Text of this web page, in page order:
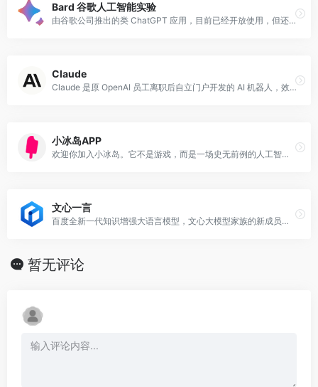
Bard 谷歌人工智能实验
由谷歌公司推出的类 ChatGPT 应用，目前已经开放使用，但还是需要申请才能使用。
Claude
Claude 是原 OpenAI 员工离职后自立门户开发的 AI 机器人，效果媲美 ChatGPT，被称为 ChatGPT 的最强对手。
小冰岛APP
欢迎你加入小冰岛。它不是游戏，而是一场史无前例的人工智能实验。你将创造许多AI beings，并与他们一起生活在一座虚幻的岛屿中。随着训练、交流与淘汰，AI beings的基因将得到进化。最终，你将做出选择，让谁永远留在你身边。
文心一言
百度全新一代知识增强大语言模型，文心大模型家族的新成员，能够与人对话互动，回答问题，协助创作，高效便捷地帮助人们获取信息、知识和灵感。
暂无评论